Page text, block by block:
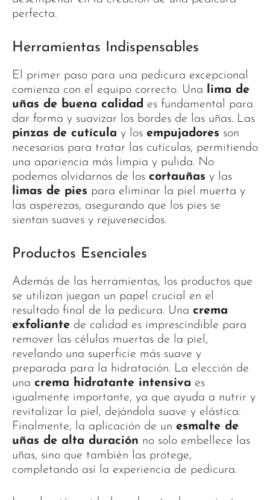
perfecta.
Herramientas Indispensables
El primer paso para una pedicura excepcional
comienza con el equipo correcto. Una
lima de
uñas de buena calidad es fundamental para
dar forma y suavizar los bordes de las uñas. Las
pinzas de cutícula y los empujadores son
necesarios para tratar las cutículas, permitiendo
una apariencia más limpia y pulida. No
podemos olvidarnos de los cortauñas y las
limas de pies para eliminar la piel muerta y
las asperezas, asegurando que los pies se
sientan suaves y rejuvenecidos.
Productos Esenciales
Además de las herramientas, los productos que
se utilizan juegan un papel crucial en el
resultado final de la pedicura. Una crema
exfoliante de calidad es imprescindible para
remover las células muertas de la piel,
revelando una superficie más suave y
preparada para la hidratación. La elección de
una crema hidratante intensiva es
igualmente importante, ya que ayuda a nutrir y
revitalizar la piel, dejándola suave y elástica.
Finalmente, la aplicación de un esmalte de
uñas de alta duración no solo embellece las
uñas, sino que también las protege,
completando así la experiencia de pedicura.